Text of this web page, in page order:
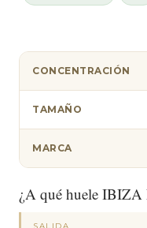
CONCENTRACIÓN
TAMAÑO
MARCA
¿A qué huele
SALIDA